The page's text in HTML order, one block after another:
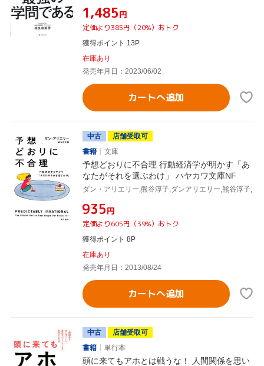
¥1,485円
定価より385円（20%）おトク
獲得ポイント 13P
在庫あり
発売年月日：2023/06/02
カートへ追加
中古
店舗受取可
書籍
文庫
予想どおりに不合理 行動経済学が明かす「あ
なたがそれを選ぶわけ」 ハヤカワ文庫NF
ダン・アリエリー,熊谷淳子,ダンアリエリー,熊谷淳子,
¥935円
定価より605円（39%）おトク
獲得ポイント 8P
在庫あり
発売年月日：2013/08/24
カートへ追加
中古
店舗受取可
書籍
単行本
頭に来てもアホとは戦うな！ 人間関係を思い